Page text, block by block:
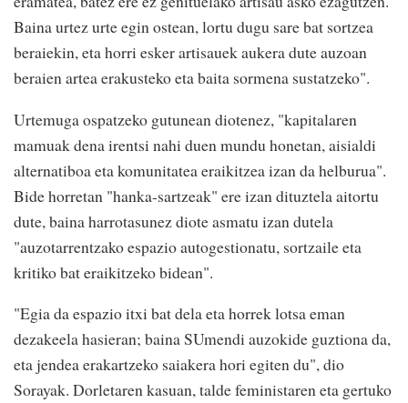
Baina urtez urte egin ostean, lortu dugu sare bat sortzea
beraiekin, eta horri esker artisauek aukera dute auzoan
beraien artea erakusteko eta baita sormena sustatzeko".
Urtemuga ospatzeko gutunean diotenez, "kapitalaren
mamuak dena irentsi nahi duen mundu honetan, aisialdi
alternatiboa eta komunitatea eraikitzea izan da helburua".
Bide horretan "hanka-sartzeak" ere izan dituztela aitortu
dute, baina harrotasunez diote asmatu izan dutela
"auzotarrentzako espazio autogestionatu, sortzaile eta
kritiko bat eraikitzeko bidean".
"Egia da espazio itxi bat dela eta horrek lotsa eman
dezakeela hasieran; baina SUmendi auzokide guztiona da,
eta jendea erakartzeko saiakera hori egiten du", dio
Sorayak. Dorletaren kasuan, talde feministaren eta gertuko